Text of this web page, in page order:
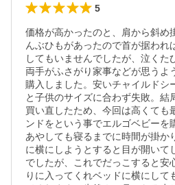
5
価格が高かったのと、肩から斜め
んぶひもがあったので首が据われ
してもいませんでしたが、泣くた
両手がふさがり家事などが思うよ
購入しました。安いチャイルドシ
と子供のサイズに合わず失敗。結
買い直したため、今回は高くても
ンドをという事でエルゴベビーを
あやしても寝るまでに時間が掛か
に横にしようとすると目が開いて
でしたが、これでだっこすると安
りに入ってくれベッドに横にして